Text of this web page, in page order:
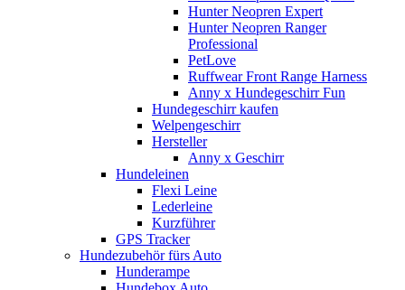
Hunter Neopren Expert
Hunter Neopren Ranger
Professional
PetLove
Ruffwear Front Range Harness
Anny x Hundegeschirr Fun
Hundegeschirr kaufen
Welpengeschirr
Hersteller
Anny x Geschirr
Hundeleinen
Flexi Leine
Lederleine
Kurzführer
GPS Tracker
Hundezubehör fürs Auto
Hunderampe